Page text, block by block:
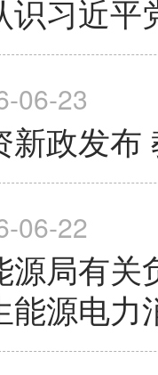
识习近平
06-23
新政发布
06-22
源局有关
能源电力